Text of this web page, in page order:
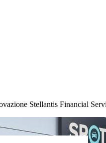
Stellantis Financial